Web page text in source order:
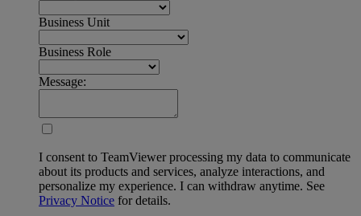
Business Unit
Business Role
Message:
I consent to TeamViewer processing my data to communicate
about its products and services, analyze interactions, and
personalize my experience. I can withdraw anytime. See
Privacy Notice for details.